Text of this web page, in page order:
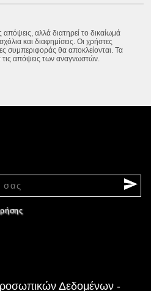
απόψεις, αλλά διατηρεί το δικαίωμά
και διαφημίσεις. Οι χρήστες
συμπεριφοράς θα αποκλείονται. Τα
τις απόψεις των αναγνωστών.
Δεδομένων -